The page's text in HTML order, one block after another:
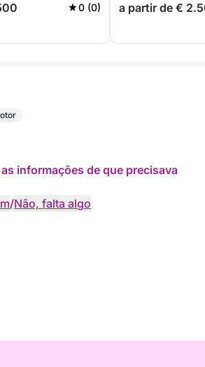
0 (0) a partir de €
informações de que precisava
/Não, falta algo